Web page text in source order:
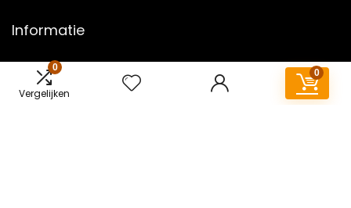
0
Vergelijken
0
Informatie
Contact
Klantenservice